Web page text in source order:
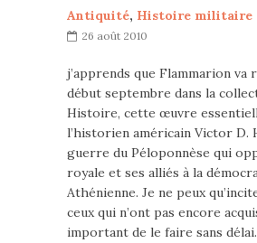
Antiquité, Histoire militaire
26 août 2010
j’apprends que Flammarion va
début septembre dans la
Histoire, cette œuvre
l’historien américain Victor D.
guerre du Péloponnèse qui
royale et ses alliés à la
Athénienne. Je ne peux
ceux qui n’ont pas encore
important de le faire sans